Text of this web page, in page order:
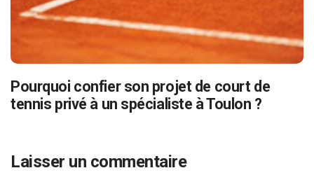
Pourquoi confier son projet de court de
tennis privé à un spécialiste à Toulon ?
Laisser un commentaire